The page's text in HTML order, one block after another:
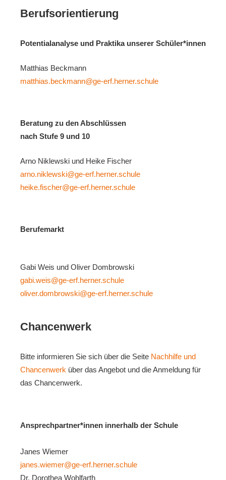
Berufsorientierung
Potentialanalyse und Praktika unserer Schüler*innen
Matthias Beckmann
matthias.beckmann@ge-erf.herner.schule
Beratung zu den Abschlüssen
nach Stufe 9 und 10
Arno Niklewski und Heike Fischer
arno.niklewski@ge-erf.herner.schule
heike.fischer@ge-erf.herner.schule
Berufemarkt
Gabi Weis und Oliver Dombrowski
gabi.weis@ge-erf.herner.schule
oliver.dombrowski@ge-erf.herner.schule
Chancenwerk
Bitte informieren Sie sich über die Seite Nachhilfe und
Chancenwerk über das Angebot und die Anmeldung für
das Chancenwerk.
Ansprechpartner*innen innerhalb der Schule
Janes Wiemer
janes.wiemer@ge-erf.herner.schule
Dr. Dorothea Wohlfarth